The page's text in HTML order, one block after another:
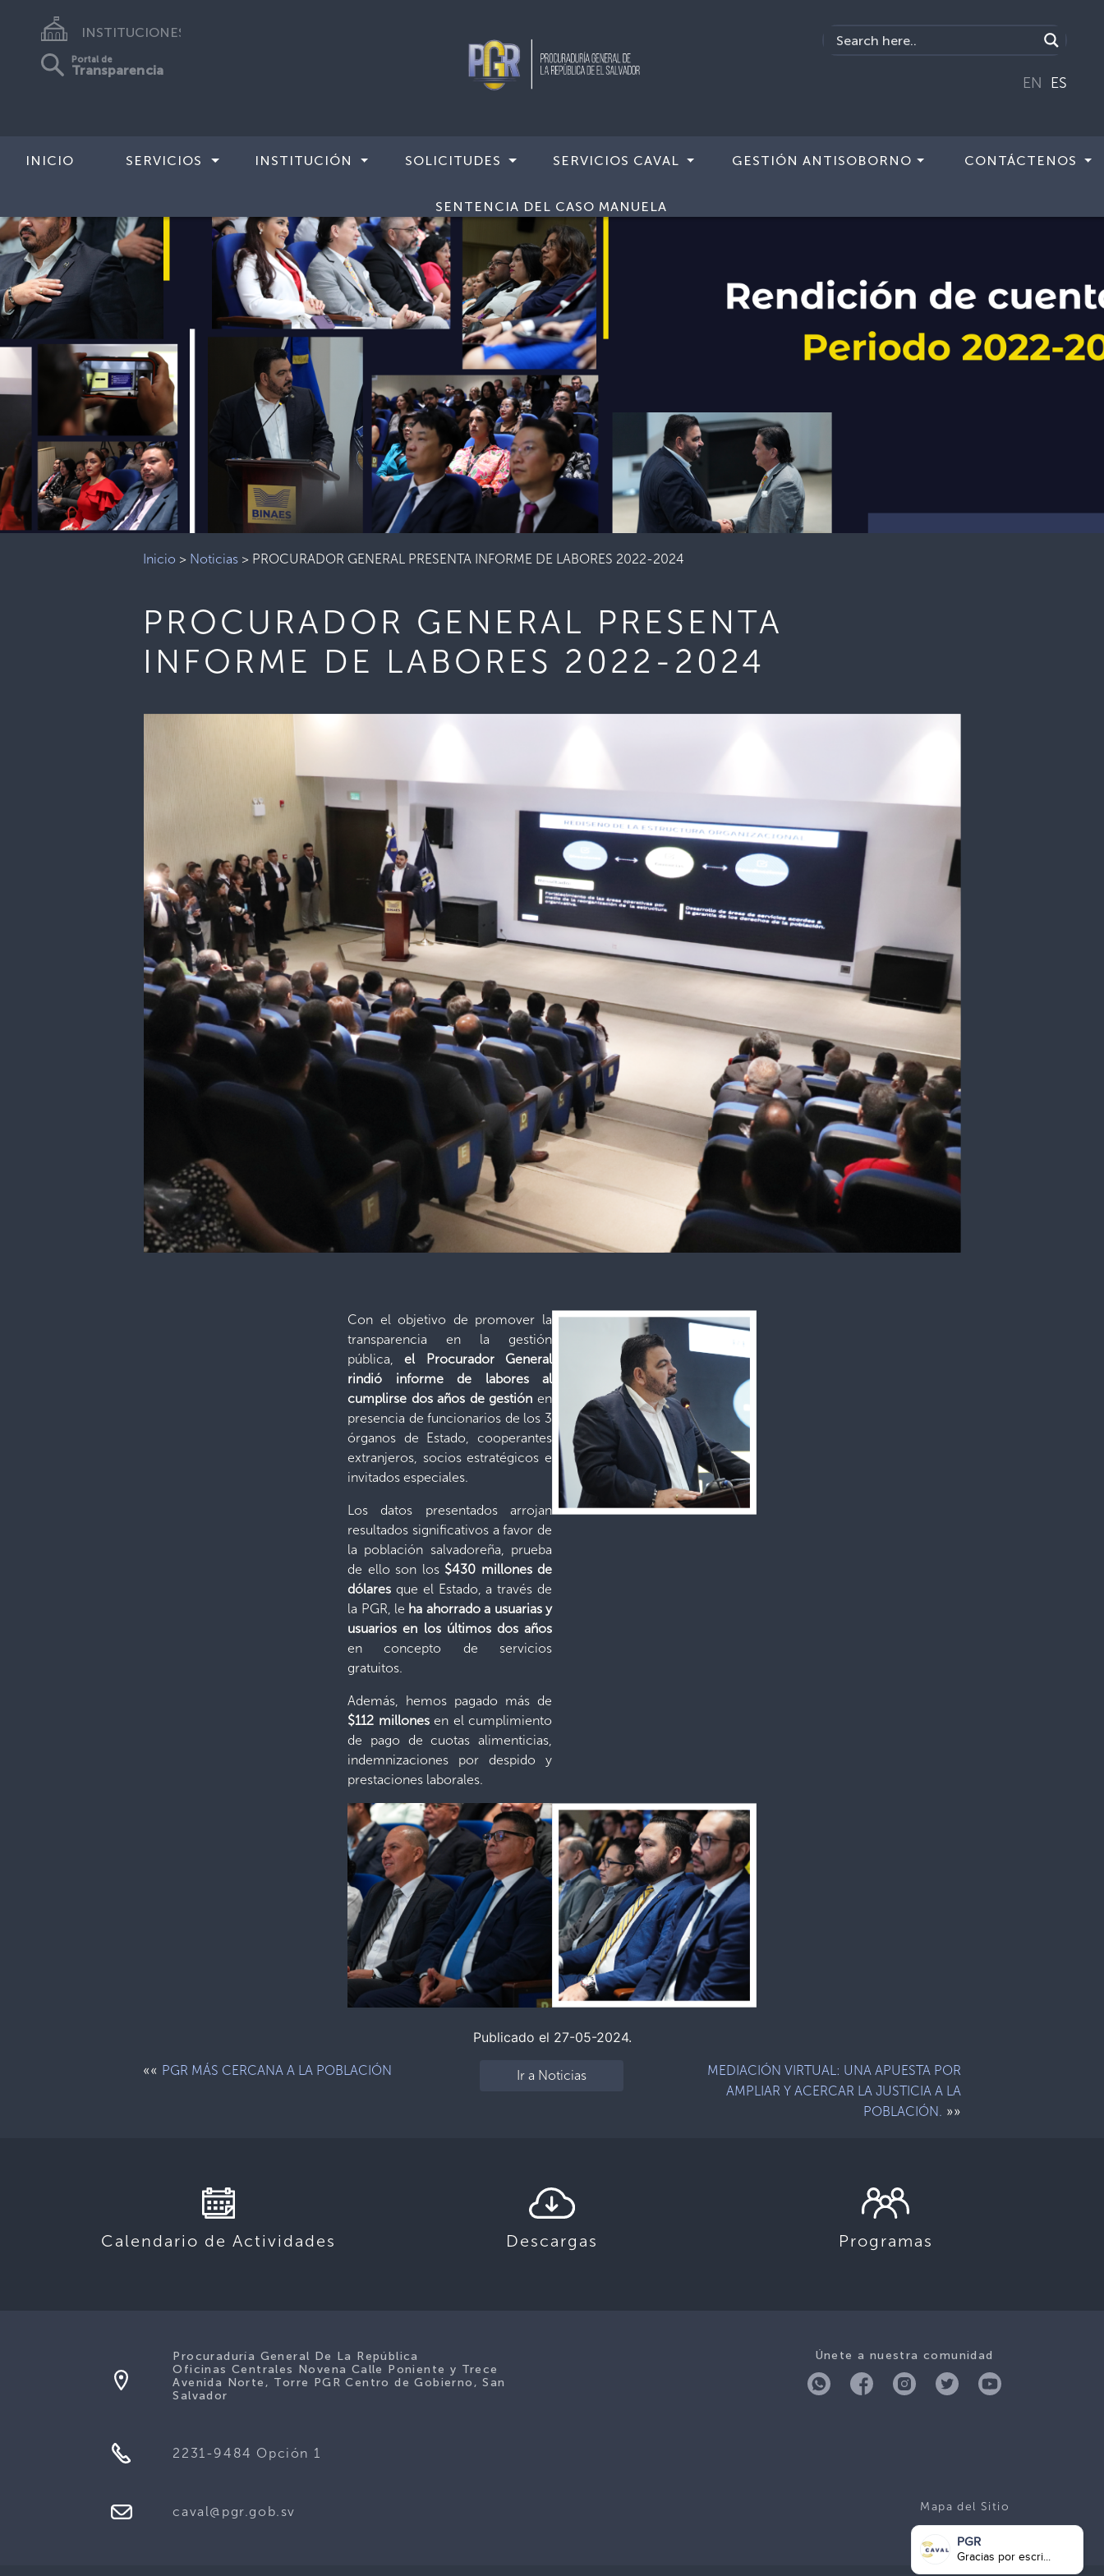
INSTITUCIONES
Portal de
Transparencia
EN ES
INICIO SERVICIOS INSTITUCIÓN SOLICITUDES SERVICIOS CAVAL GESTIÓN ANTISOBORNO CONTÁCTENOS
SENTENCIA DEL CASO MANUELA
Inicio > Noticias > PROCURADOR GENERAL PRESENTA INFORME DE LABORES 2022-2024
PROCURADOR GENERAL PRESENTA
INFORME DE LABORES 2022-2024
Con el objetivo de promover la
transparencia en la gestión
pública,el Procurador General
rindió informe de labores al
cumplirse dos años de gestiónen
presencia de funcionarios de los 3
órganos de Estado, cooperantes
extranjeros, socios estratégicos e
invitados especiales.
Los datos presentados arrojan
resultados significativos a favor de
la población salvadoreña, prueba
de ello son los $430 millones de
dólaresque el Estado, a través de
la PGR, le ha ahorrado a usuarias y
usuarios en los últimos dos años
en concepto de servicios
gratuitos.
Además, hemos pagado más de
$112 millonesen el cumplimiento
de pago de cuotas alimenticias,
indemnizaciones por despido y
prestaciones laborales.
Publicado el 27-05-2024.
«« PGR MÁS CERCANA A LA POBLACIÓN Ir a Noticias
MEDIACIÓN VIRTUAL: UNA APUESTA POR
AMPLIAR Y ACERCAR LA JUSTICIA A LA
POBLACIÓN. »»
Calendario de Actividades Descargas Programas
Únete a nuestra comunidad
Mapa del Sitio
Procuraduría General De La República
Oficinas Centrales Novena Calle Poniente y Trece
Avenida Norte, Torre PGR Centro de Gobierno, San
Salvador
2231-9484 Opción 1
caval@pgr.gob.sv